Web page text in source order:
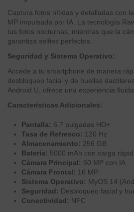
Captura fotos nítidas y detalladas con
MP impulsada por IA. La tecnología
tus fotos nocturnas, mientras que la
garantiza selfies perfectos.
Seguridad y Sistema Operativo:
Accede a tu smartphone de manera
desbloqueo facial y de huellas
Android U, ofrece una experiencia
Características Adicionales:
Pantalla: 6.7 pulgadas HD+
Tasa de Refresco: 120 Hz
Almacenamiento: 256 GB
Batería: 5000 mAh con carga
Cámara Principal: 50 MP con IA
Cámara Frontal: 16 MP
Sistema Operativo: MyOS 14
Seguridad: Desbloqueo facial y
Conectividad: NFC